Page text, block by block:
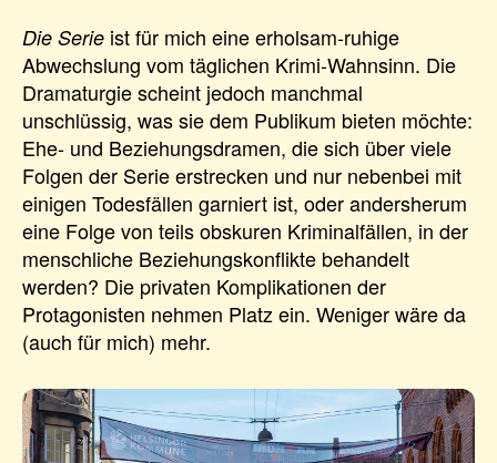
Die Serie ist für mich eine erholsam-ruhige
Abwechslung vom täglichen Krimi-Wahnsinn. Die
Dramaturgie scheint jedoch manchmal
unschlüssig, was sie dem Publikum bieten möchte:
Ehe- und Beziehungsdramen, die sich über viele
Folgen der Serie erstrecken und nur nebenbei mit
einigen Todesfällen garniert ist, oder andersherum
eine Folge von teils obskuren Kriminalfällen, in der
menschliche Beziehungskonflikte behandelt
werden? Die privaten Komplikationen der
Protagonisten nehmen Platz ein. Weniger wäre da
(auch für mich) mehr.